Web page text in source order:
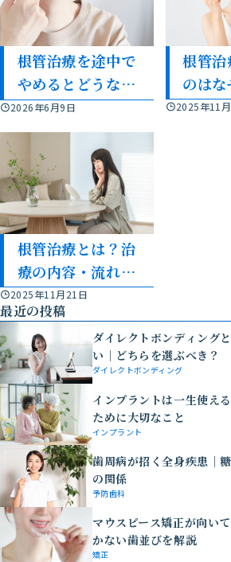
根管治療を途中で
やめるとどうな
る？放置するリス
クを解説
2026年6月9日
根管治
のは
で続く
2025年11
根管治療とは？治
療の内容・流れ・
期間を解説
2025年11月21日
最近の投稿
ダイレクトボンディング
い｜どちらを選ぶべき？
ダイレクトボンディング
インプラントは一生使え
ために大切なこと
インプラント
歯周病が招く全身疾患｜
の関係
予防歯科
マウスピース矯正が向い
かない歯並びを解説
矯正